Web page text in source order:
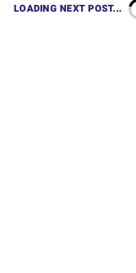
LOADING NEXT POST...